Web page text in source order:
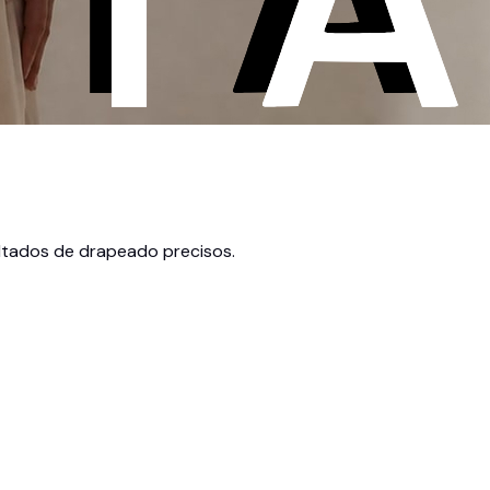
de drapeado precisos.